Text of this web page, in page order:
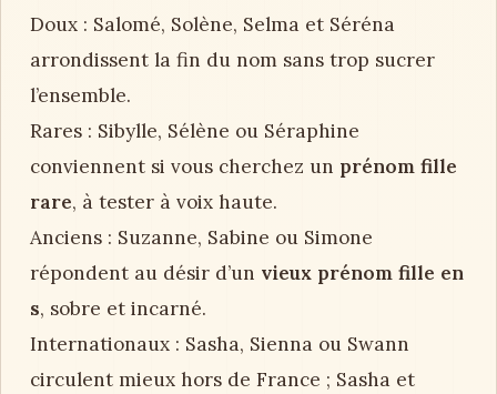
Doux : Salomé, Solène, Selma et Séréna
arrondissent la fin du nom sans trop sucrer
l’ensemble.
Rares : Sibylle, Sélène ou Séraphine
conviennent si vous cherchez un prénom fille
rare, à tester à voix haute.
Anciens : Suzanne, Sabine ou Simone
répondent au désir d’un vieux prénom fille en
s, sobre et incarné.
Internationaux : Sasha, Sienna ou Swann
circulent mieux hors de France ; Sasha et